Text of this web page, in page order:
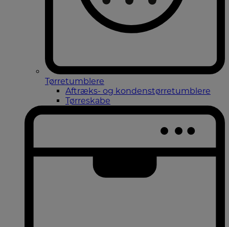
Tørretumblere
Aftræks- og kondenstørretumblere
Tørreskabe